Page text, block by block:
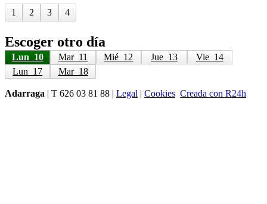
1 2 3 4
Escoger otro día
Lun  10 Mar  11 Mié  12 Jue  13
Vie  14
Lun  17
Mar  18
Adarraga | T 626 03 81 88 | Legal | Cookies Creada con R24h